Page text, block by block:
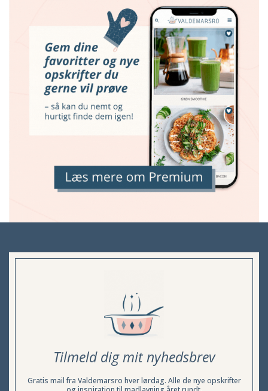
Tilmeld dig mit nyhedsbrev
Gratis mail fra Valdemarsro hver lørdag. Alle de nye opskrifter